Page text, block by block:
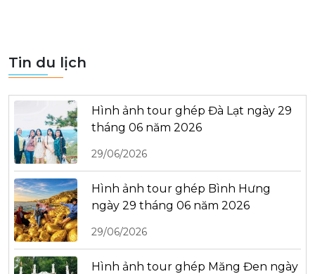
Tin du lịch
Hình ảnh tour ghép Đà Lạt ngày 29
tháng 06 năm 2026
29/06/2026
Hình ảnh tour ghép Bình Hưng
ngày 29 tháng 06 năm 2026
29/06/2026
Hình ảnh tour ghép Măng Đen ngày